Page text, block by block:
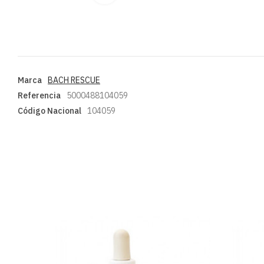
Marca BACH RESCUE
Referencia
5000488104059
Código Nacional 104059